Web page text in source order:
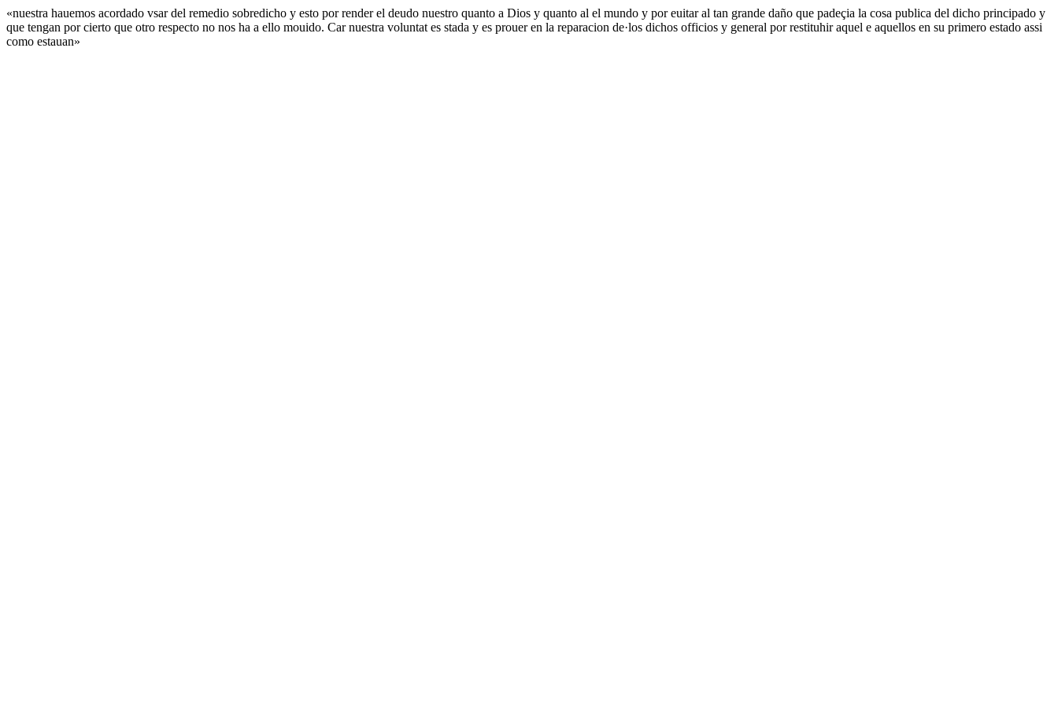
«nuestra hauemos acordado vsar del remedio sobredicho y esto por render el deudo nuestro quanto a Dios y quanto al el mundo y por euitar al tan grande daño que padeçia la cosa publica del dicho principado y
que tengan por cierto que otro respecto no nos ha a ello mouido. Car nuestra voluntat es stada y es prouer en la reparacion de·los dichos officios y general por restituhir aquel e aquellos en su primero estado assi
como estauan»